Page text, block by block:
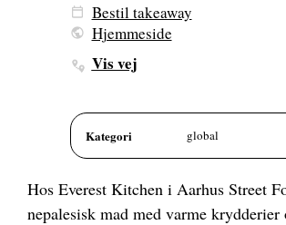
Bestil takeaway
Hjemmeside
Vis vej
Kategori global
Hos Everest Kitchen i Aarhus Street
nepalesisk mad med varme krydderier